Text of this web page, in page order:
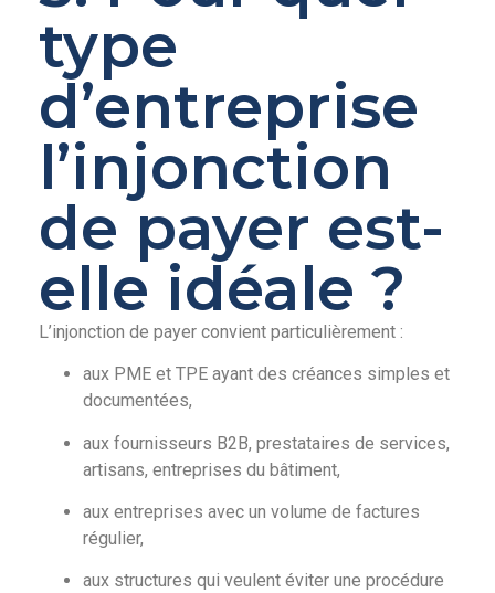
type
d’entreprise
l’injonction
de payer est-
elle idéale ?
L’injonction de payer convient particulièrement :
aux PME et TPE ayant des créances simples et
documentées,
aux fournisseurs B2B, prestataires de services,
artisans, entreprises du bâtiment,
aux entreprises avec un volume de factures
régulier,
aux structures qui veulent éviter une procédure